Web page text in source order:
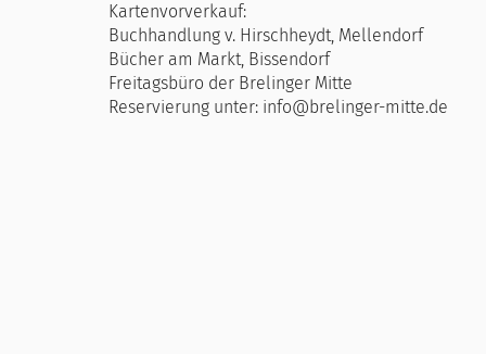
Kartenvorverkauf:
Buchhandlung v. Hirschheydt, Mellendorf
Bücher am Markt, Bissendorf
Freitagsbüro der Brelinger Mitte
Reservierung unter: info@brelinger-mitte.de